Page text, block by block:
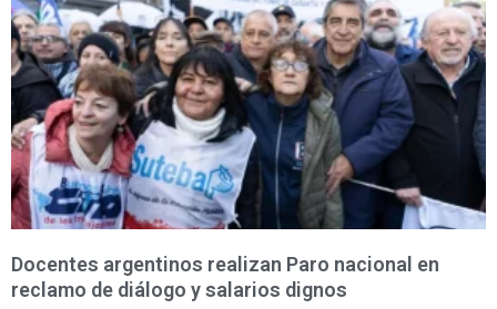
Docentes argentinos realizan Paro nacional en
reclamo de diálogo y salarios dignos